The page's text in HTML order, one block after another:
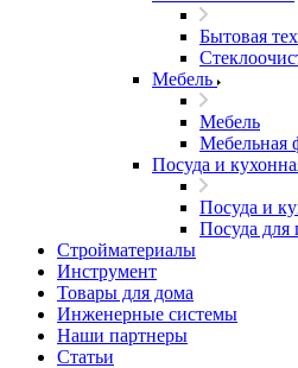
Бытовая
Мебель
Мебель
Мебельная
Посуда и
Посуда и
Посуда для
Стройматериалы
Инструмент
Товары для дома
Инженерные системы
Наши партнеры
Статьи